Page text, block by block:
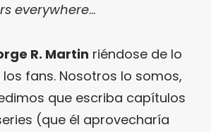
everywhere…
R. Martin riéndose de lo
fans. Nosotros lo somos,
que escriba capítulos
(que él aprovecharía